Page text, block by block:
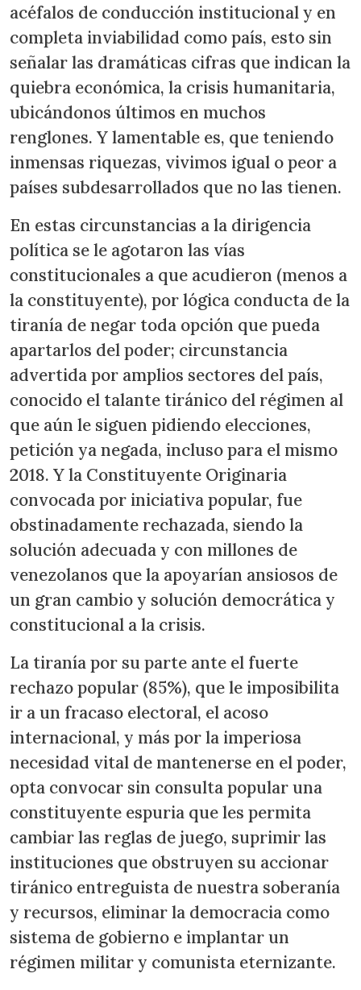
acéfalos de conducción institucional y en
completa inviabilidad como país, esto sin
señalar las dramáticas cifras que indican la
quiebra económica, la crisis humanitaria,
ubicándonos últimos en muchos
renglones. Y lamentable es, que teniendo
inmensas riquezas, vivimos igual o peor a
países subdesarrollados que no las tienen.
En estas circunstancias a la dirigencia
política se le agotaron las vías
constitucionales a que acudieron (menos a
la constituyente), por lógica conducta de la
tiranía de negar toda opción que pueda
apartarlos del poder; circunstancia
advertida por amplios sectores del país,
conocido el talante tiránico del régimen al
que aún le siguen pidiendo elecciones,
petición ya negada, incluso para el mismo
2018. Y la Constituyente Originaria
convocada por iniciativa popular, fue
obstinadamente rechazada, siendo la
solución adecuada y con millones de
venezolanos que la apoyarían ansiosos de
un gran cambio y solución democrática y
constitucional a la crisis.
La tiranía por su parte ante el fuerte
rechazo popular (85%), que le imposibilita
ir a un fracaso electoral, el acoso
internacional, y más por la imperiosa
necesidad vital de mantenerse en el poder,
opta convocar sin consulta popular una
constituyente espuria que les permita
cambiar las reglas de juego, suprimir las
instituciones que obstruyen su accionar
tiránico entreguista de nuestra soberanía
y recursos, eliminar la democracia como
sistema de gobierno e implantar un
régimen militar y comunista eternizante.